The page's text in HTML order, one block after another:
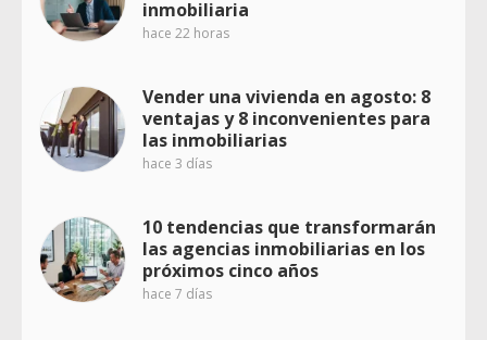
inmobiliaria
hace 22 horas
Vender una vivienda en agosto: 8
ventajas y 8 inconvenientes para
las inmobiliarias
hace 3 días
10 tendencias que transformarán
las agencias inmobiliarias en los
próximos cinco años
hace 7 días